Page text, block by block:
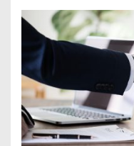
So
funktioniert’s